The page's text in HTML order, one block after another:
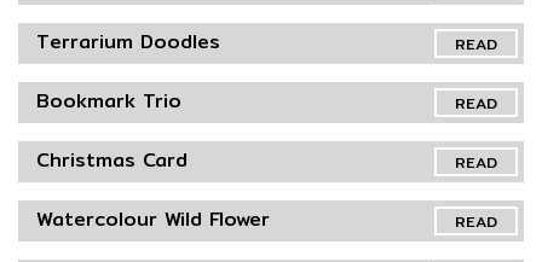
READ
Terrarium Doodles
READ
Bookmark Trio
READ
Christmas Card
READ
Watercolour Wild Flower